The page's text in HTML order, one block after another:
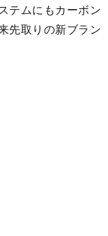
テムにもカーボン
先取りの新ブラン